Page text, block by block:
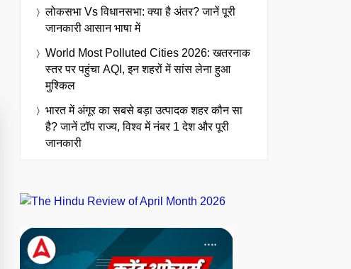
लोकसभा Vs विधानसभा: क्या है अंतर? जानें पूरी
जानकारी आसान भाषा में
World Most Polluted Cities 2026: खतरनाक
स्तर पर पहुंचा AQI, इन शहरों में सांस लेना हुआ
मुश्किल
भारत में अंगूर का सबसे बड़ा उत्पादक शहर कौन सा
है? जानें टॉप राज्य, विश्व में नंबर 1 देश और पूरी
जानकारी